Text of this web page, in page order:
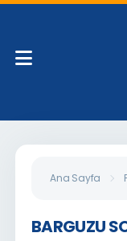
Ana Sayfa
BARGUZU